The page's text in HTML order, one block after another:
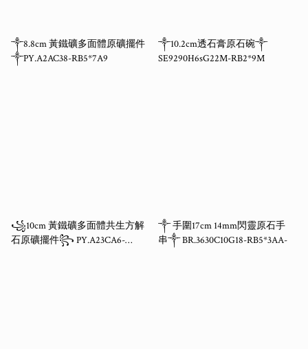
༒8.8cm 黃鐵礦多面體原礦擺件
༒PY.A2AC38-RB5*7A9
༒10.2cm透石膏原石碗༒
SE9290H6sG22M-RB2*9M
꧁10cm 黃鐵礦多面體共生方解
石原礦擺件꧂ PY.A23CA6-
༒ 手圍17cm 14mm閃靈原石手
串༒ BR.3630C10G18-RB5*3AA-